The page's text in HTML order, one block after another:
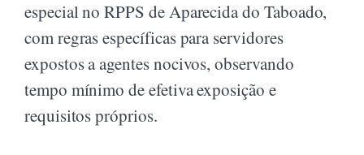
especial no RPPS de Aparecida do Taboado,
com regras específicas para servidores
expostos a agentes nocivos, observando
tempo mínimo de efetiva exposição e
requisitos próprios.